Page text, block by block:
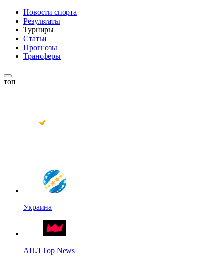
Новости спорта
Результаты
Турниры
Статьи
Прогнозы
Трансферы
топ
Украина
АПЛ Top News